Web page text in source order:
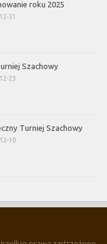
roku 2025
31
Szachowy
23
Turniej Szachowy
10